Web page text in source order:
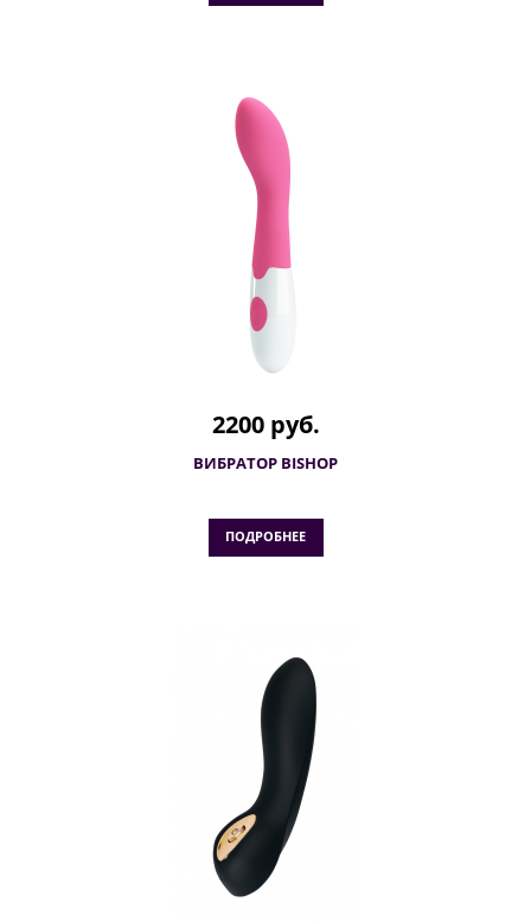
2200 руб.
ВИБРАТОР BISHOP
ПОДРОБНЕЕ